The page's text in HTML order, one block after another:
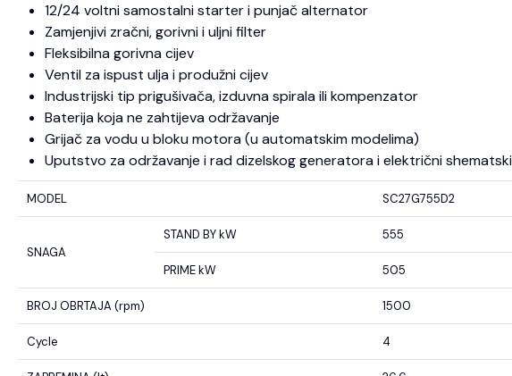
12/24 voltni samostalni starter i punjač alternator
Zamjenjivi zračni, gorivni i uljni filter
Fleksibilna gorivna cijev
Ventil za ispust ulja i produžni cijev
Industrijski tip prigušivača, izduvna spirala ili kompenzator
Baterija koja ne zahtijeva održavanje
Grijač za vodu u bloku motora (u automatskim modelima)
Uputstvo za održavanje i rad dizelskog generatora i električni
MODEL SC27G755D2
SNAGA
STAND BY kW 555
PRIME kW 505
BROJ OBRTAJA (rpm) 1500
Cycle 4